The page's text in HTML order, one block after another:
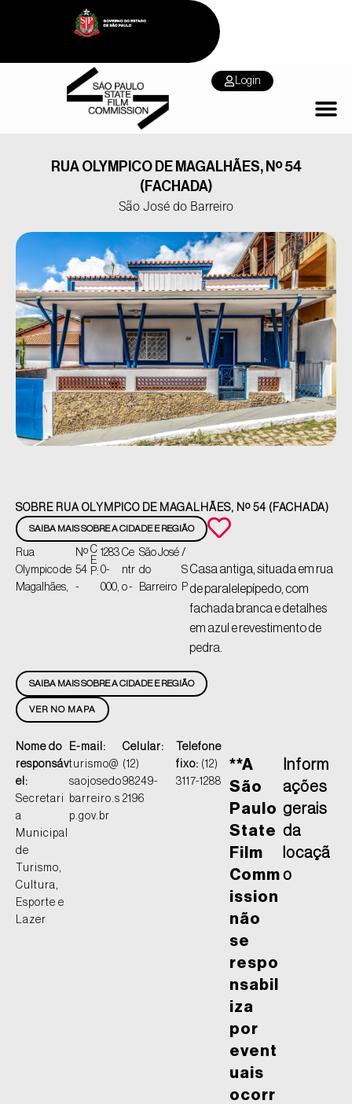
Login
RUA OLYMPICO DE MAGALHÃES, Nº 54
(FACHADA)
São José do Barreiro
SOBRE RUA OLYMPICO DE MAGALHÃES, Nº 54 (FACHADA)
SAIBA MAIS SOBRE A CIDADE E REGIÃO
Rua
Olympico de
Magalhães,
Nº
54
-
C
E
P:
1283
0-
000,
Ce
ntr
o -
São José
do
Barreiro
/
S
P
Casa antiga, situada em rua
de paralelepípedo, com
fachada branca e detalhes
em azul e revestimento de
pedra.
VER NO MAPA
SAIBA MAIS SOBRE A CIDADE E REGIÃO
Nome do
responsáv
el:
Secretari
a
Municipal
de
Turismo,
Cultura,
Esporte e
Lazer
E-mail:
turismo@
saojosedo
barreiro.s
p.gov.br
Celular:
(12)
98249-
2196
Telefone
fixo: (12)
3117-1288
**A
São
Paulo
State
Film
Comm
ission
não
se
respo
nsabil
iza
por
event
uais
ocorr
Inform
ações
gerais
da
locaçã
o